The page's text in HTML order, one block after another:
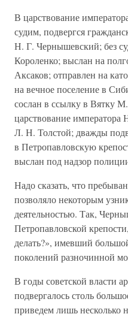
В царствование
судим, подвергся
Н. Г. Чернышевский; без
Короленко; выслан на
Аксаков; отправлен на
на вечное поселение в
сослан в ссылку в Вятку
царствование императора
Л. Н. Толстой; дважды
в Петропавловскую
выслан под надзор
Надо сказать, что
позволяло некоторым
деятельностью. Так,
Петропавловской
делать?», имевший
поколений разночинной
В годы советской власти
подвергалось столь
приведем лишь несколько